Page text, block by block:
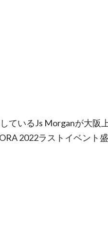
ているJs Morganが大阪
2022ラストイベント